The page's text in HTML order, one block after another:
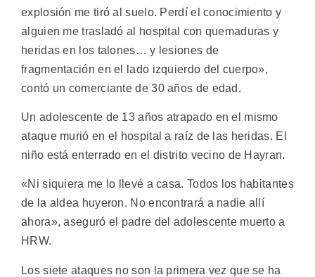
explosión me tiró al suelo. Perdí el conocimiento y
alguien me trasladó al hospital con quemaduras y
heridas en los talones… y lesiones de
fragmentación en el lado izquierdo del cuerpo»,
contó un comerciante de 30 años de edad.
Un adolescente de 13 años atrapado en el mismo
ataque murió en el hospital a raíz de las heridas. El
niño está enterrado en el distrito vecino de Hayran.
«Ni siquiera me lo llevé a casa. Todos los habitantes
de la aldea huyeron. No encontrará a nadie allí
ahora», aseguró el padre del adolescente muerto a
HRW.
Los siete ataques no son la primera vez que se ha